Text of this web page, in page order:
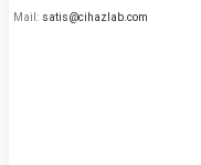
Mail: satis@cihazlab.com